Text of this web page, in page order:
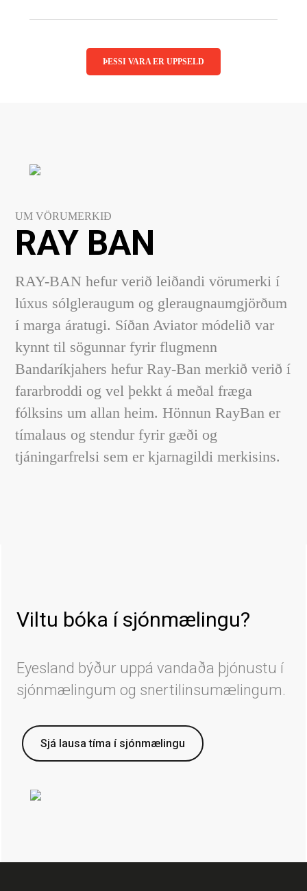
ÞESSI VARA ER UPPSELD
UM VÖRUMERKIÐ
RAY BAN
RAY-BAN hefur verið leiðandi vörumerki í
lúxus sólgleraugum og gleraugnaumgjörðum
í marga áratugi. Síðan Aviator módelið var
kynnt til sögunnar fyrir flugmenn
Bandaríkjahers hefur Ray-Ban merkið verið í
fararbroddi og vel þekkt á meðal fræga
fólksins um allan heim. Hönnun RayBan er
tímalaus og stendur fyrir gæði og
tjáningarfrelsi sem er kjarnagildi merkisins.
Viltu bóka í sjónmælingu?
Eyesland býður uppá vandaða þjónustu í
sjónmælingum og snertilinsumælingum.
Sjá lausa tíma í sjónmælingu